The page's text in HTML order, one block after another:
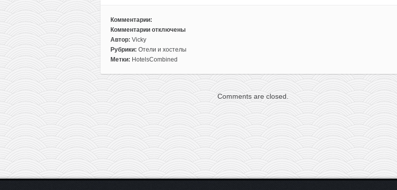
Комментарии:
Комментарии
к
записи
4*
моря
в
Калабрии
13,5€
за
отключены
Автор: Vicky
Рубрики: Отели и хостелы
Метки: HotelsCombined
Comments are closed.